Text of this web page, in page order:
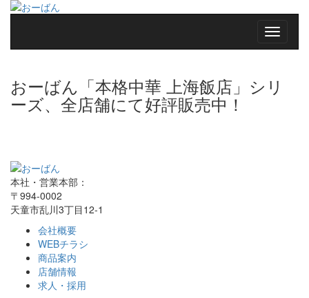
おーばん「本格中華 上海飯店」シリ
ーズ、全店舗にて好評販売中！
本社・営業本部：
〒994-0002
天童市乱川3丁目12-1
会社概要
WEBチラシ
商品案内
店舗情報
求人・採用